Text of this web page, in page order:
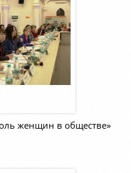
женщин в обществе»